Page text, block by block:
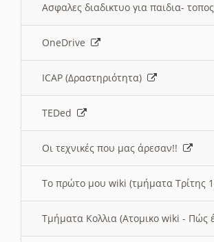
Ασφαλες διαδικτυο για παιδια-
OneDrive
ICAP (Δραστηριότητα)
TEDed
Οι τεχνικές που μας άρεσαν!!
Το πρώτο μου wiki (τμήματα Τρίτης
Τμήματα Κολλια (Ατομικο wiki -